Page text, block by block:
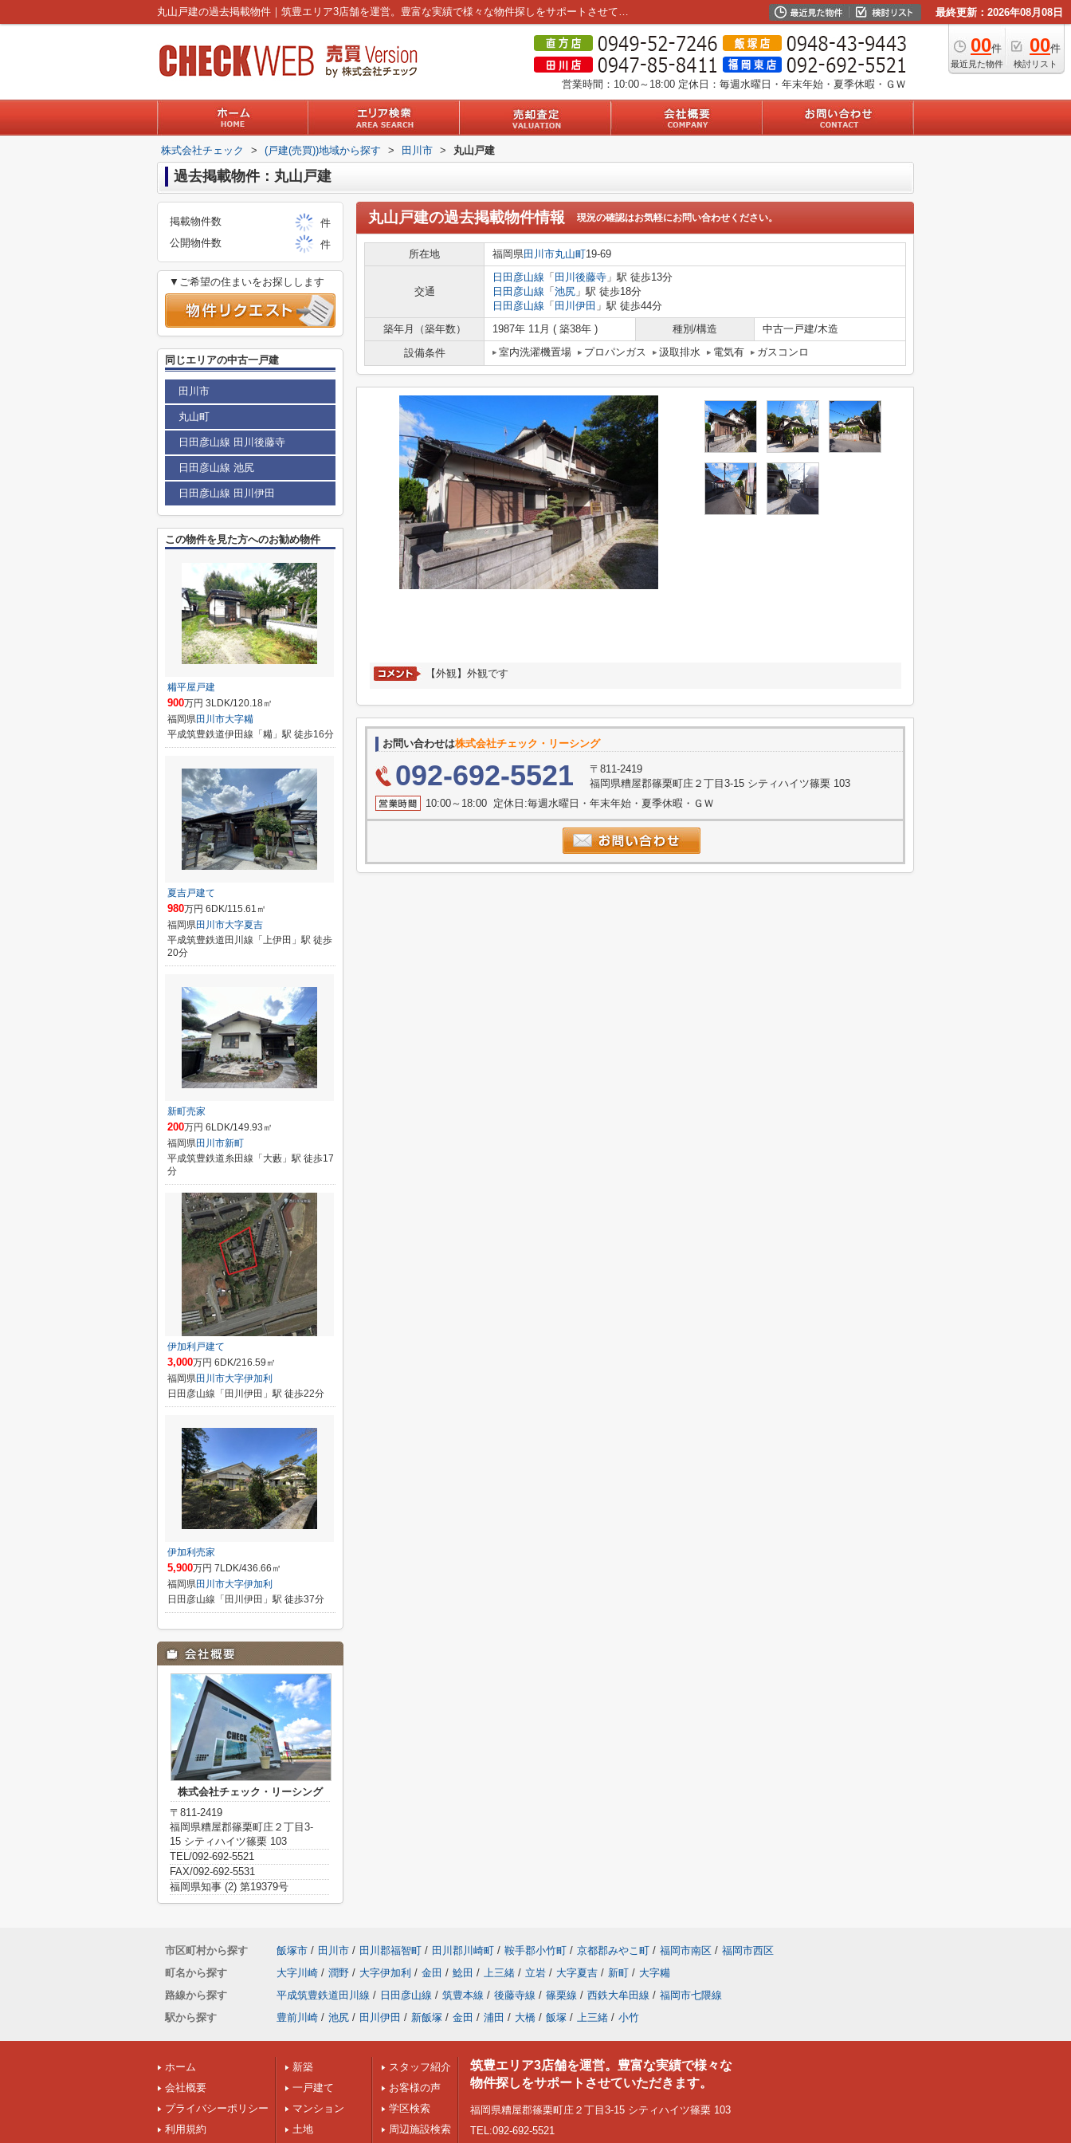
丸山戸建の過去掲載物件｜筑豊エリア3店舗を運営。豊富な実績で様々な物件探しをサポートさせていただきます。 最終更新：2026年08月08日
00件
最近見た物件
00件
検討リスト
営業時間：10:00～18:00 定休日：毎週水曜日・年末年始・夏季休暇・ＧＷ
株式会社チェック > (戸建(売買))地域から探す > 田川市 > 丸山戸建
過去掲載物件：丸山戸建
丸山戸建の過去掲載物件情報 現況の確認はお気軽にお問い合わせください。
所在地 福岡県田川市丸山町19-69
交通
日田彦山線 「 田川後藤寺 」駅 徒歩13分
日田彦山線 「 池尻 」駅 徒歩18分
日田彦山線 「 田川伊田 」駅 徒歩44分
築年月（築年数）
1987年 11月 ( 築38年 ) 種別/構造
中古一戸建/木造
設備条件
室内洗濯機置場 プロパンガス 汲取排水 電気有 ガスコンロ
【外観】外観です
お問い合わせは株式会社チェック・リーシング
092-692-5521
〒811-2419
福岡県糟屋郡篠栗町庄２丁目3-15 シティハイツ篠栗 103
10:00～18:00 定休日:毎週水曜日・年末年始・夏季休暇・ＧＷ
掲載物件数
件
公開物件数
件
▼ご希望の住まいをお探しします
同じエリアの中古一戸建
田川市
丸山町
日田彦山線 田川後藤寺
日田彦山線 池尻
日田彦山線 田川伊田
この物件を見た方へのお勧め物件
糒平屋戸建
900万円 3LDK/120.18㎡
福岡県田川市大字糒
平成筑豊鉄道伊田線「糒」駅 徒歩16分
夏吉戸建て
980万円 6DK/115.61㎡
福岡県田川市大字夏吉
平成筑豊鉄道田川線「上伊田」駅 徒歩
20分
新町売家
200万円 6LDK/149.93㎡
福岡県田川市新町
平成筑豊鉄道糸田線「大藪」駅 徒歩17
分
伊加利戸建て
3,000万円 6DK/216.59㎡
福岡県田川市大字伊加利
日田彦山線「田川伊田」駅 徒歩22分
伊加利売家
5,900万円 7LDK/436.66㎡
福岡県田川市大字伊加利
日田彦山線「田川伊田」駅 徒歩37分
株式会社チェック・リーシング
〒811-2419
福岡県糟屋郡篠栗町庄２丁目3-
15 シティハイツ篠栗 103
TEL/092-692-5521
FAX/092-692-5531
福岡県知事 (2) 第19379号
市区町村から探す 飯塚市 / 田川市 / 田川郡福智町 / 田川郡川崎町 / 鞍手郡小竹町 / 京都郡みやこ町 / 福岡市南区 / 福岡市西区
町名から探す
大字川崎 / 潤野 / 大字伊加利 / 金田 / 鯰田 / 上三緒 / 立岩 / 大字夏吉 / 新町 / 大字糒
路線から探す
平成筑豊鉄道田川線 / 日田彦山線 / 筑豊本線 / 後藤寺線 / 篠栗線 / 西鉄大牟田線 / 福岡市七隈線
駅から探す
豊前川崎 / 池尻 / 田川伊田 / 新飯塚 / 金田 / 浦田 / 大橋 / 飯塚 / 上三緒 / 小竹
ホーム
会社概要
プライバシーポリシー
利用規約
新築
一戸建て
マンション
土地
スタッフ紹介
お客様の声
学区検索
周辺施設検索
筑豊エリア3店舗を運営。豊富な実績で様々な
物件探しをサポートさせていただきます。
福岡県糟屋郡篠栗町庄２丁目3-15 シティハイツ篠栗 103
TEL:092-692-5521